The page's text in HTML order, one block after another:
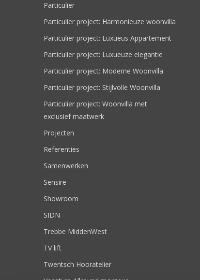
Particulier
Particulier project: Harmonieuze woonvilla
Particulier project: Luxueus Appartement
Particulier project: Luxueuze elegantie
Particulier project: Moderne Woonvilla
Particulier project: Stijlvolle Woonvilla
Particulier project: Woonvilla met
exclusief maatwerk
Projecten
Referenties
Samenwerken
Sensire
Showroom
SIDN
Trebbe MiddenWest
TV lift
Twentsch Hooratelier